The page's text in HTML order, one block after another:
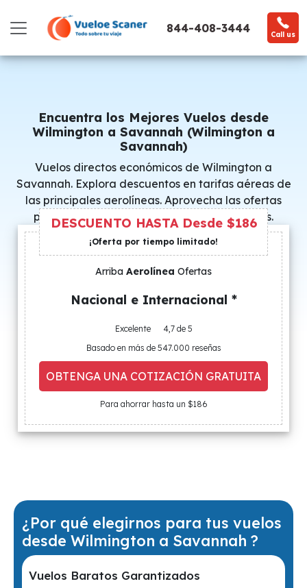
844-408-3444 Call us
Encuentra los Mejores Vuelos desde
Wilmington a Savannah (Wilmington a
Savannah)
Vuelos directos económicos de Wilmington a
Savannah. Explora descuentos en tarifas aéreas de
las principales aerolíneas. Aprovecha las ofertas
promocionales y consigue precios especiales.
DESCUENTO HASTA Desde $186
¡Oferta por tiempo limitado!
Arriba Aerolínea Ofertas
Nacional e Internacional *
Excelente
4,7 de 5
Basado en más de 547.000 reseñas
OBTENGA UNA COTIZACIÓN GRATUITA
Para ahorrar hasta un $186
¿Por qué elegirnos para tus vuelos
desde Wilmington a Savannah ?
Vuelos Baratos Garantizados